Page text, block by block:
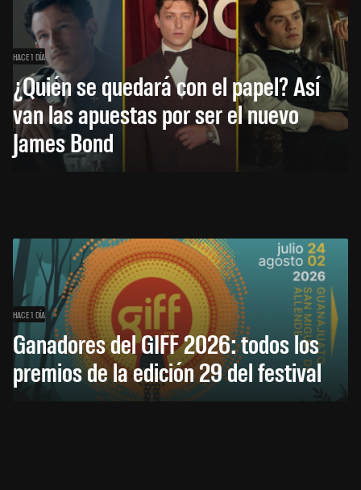
HACE 1 DÍA
¿Quién se quedará con el papel? Así
van las apuestas por ser el nuevo
James Bond
HACE 1 DÍA
Ganadores del GIFF 2026: todos los
premios de la edición 29 del festival